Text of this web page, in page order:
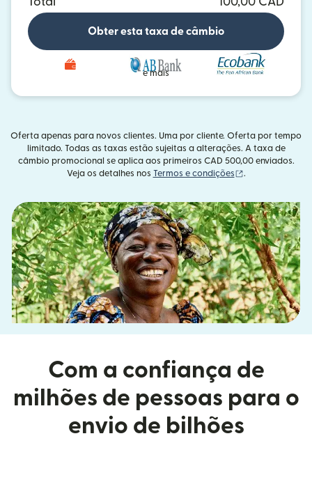
Obter esta taxa de câmbio
e mais
Oferta apenas para novos clientes. Uma por cliente. Oferta por tempo
limitado. Todas as taxas estão sujeitas a alterações. A taxa de
câmbio promocional se aplica aos primeiros CAD 500,00 enviados.
Veja os detalhes nos Termos e condições (abre em uma
.
Com a confiança de
milhões de pessoas para o
envio de bilhões